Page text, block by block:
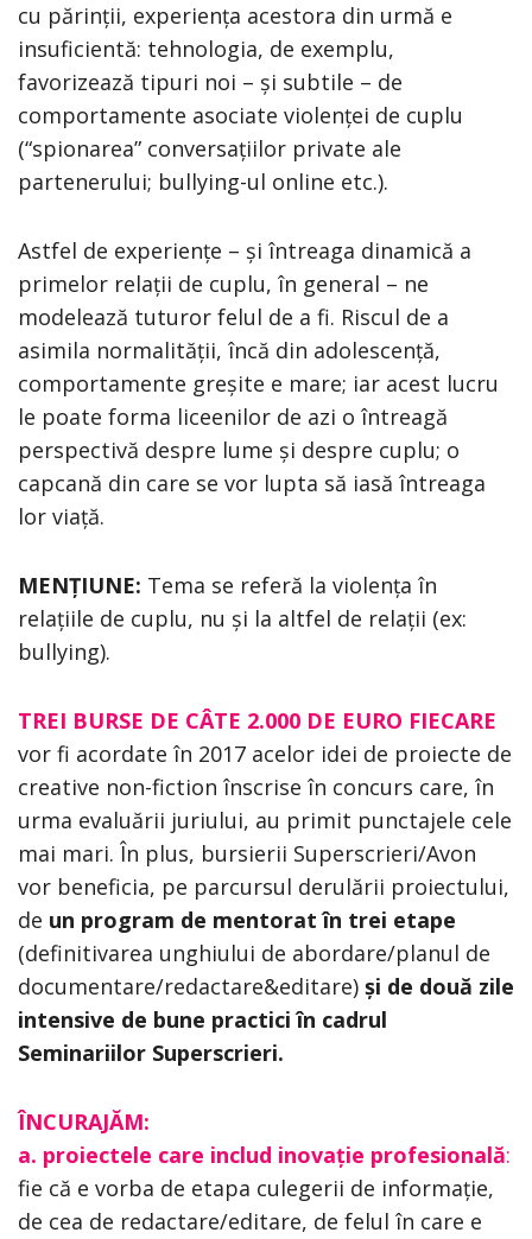
cu părinții, experiența acestora din urmă e
insuficientă: tehnologia, de exemplu,
favorizează tipuri noi – și subtile – de
comportamente asociate violenței de cuplu
(“spionarea” conversațiilor private ale
partenerului; bullying-ul online etc.).
Astfel de experiențe – și întreaga dinamică a
primelor relații de cuplu, în general – ne
modelează tuturor felul de a fi. Riscul de a
asimila normalității, încă din adolescență,
comportamente greșite e mare; iar acest lucru
le poate forma liceenilor de azi o întreagă
perspectivă despre lume și despre cuplu; o
capcană din care se vor lupta să iasă întreaga
lor viață.
MENȚIUNE: Tema se referă la violența în
relațiile de cuplu, nu și la altfel de relații (ex:
bullying).
TREI BURSE DE CÂTE 2.000 DE EURO FIECARE
vor fi acordate în 2017 acelor idei de proiecte de
creative non-fiction înscrise în concurs care, în
urma evaluării juriului, au primit punctajele cele
mai mari. În plus, bursierii Superscrieri/Avon
vor beneficia, pe parcursul derulării proiectului,
de un program de mentorat în trei etape
(definitivarea unghiului de abordare/planul de
documentare/redactare&editare) și de două zile
intensive de bune practici în cadrul
Seminariilor Superscrieri.
ÎNCURAJĂM:
a. proiectele care includ inovație profesională:
fie că e vorba de etapa culegerii de informație,
de cea de redactare/editare, de felul în care e